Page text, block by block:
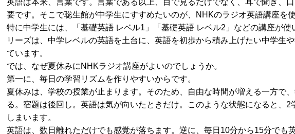
英語は本来、言葉です。言葉である以上、目で見るだけでなく、耳で聞き、
要です。そこで聡生館が中学生にすすめたいのが、NHKのラジオ英語講座を
特に中学生には、「基礎英語 レベル1」「基礎英語 レベル2」などの講座が
リーズは、中学レベルの英語を土台に、英語を初歩から積み上げたい中学生
ています。
では、なぜ夏休みにNHKラジオ講座がよいのでしょうか。
第一に、毎日の学習リズムを作りやすいからです。
夏休みは、学校の授業が止まります。そのため、自由な時間が増える一方で
る。宿題は後回し。英語は気が向いたときだけ。このような状態になると、
しまいます。
英語は、数日離れただけでも感覚が落ちます。逆に、毎日10分から15分でも